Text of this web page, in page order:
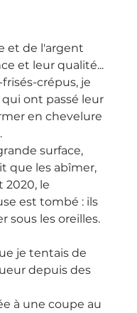
et de l'argent
et leur qualité...
crépus, je
ont passé leur
en chevelure
surface,
que les abîmer,
2020, le
est tombé : ils
sous les oreilles.
je tentais de
depuis des
à une coupe au